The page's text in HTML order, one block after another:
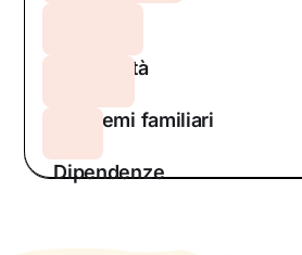
Sessualità
Problemi familiari
Dipendenze